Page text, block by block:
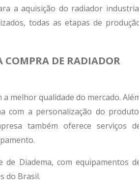
a aquisição do radiador
todas as etapas de
COMPRA DE RADIADOR
melhor qualidade do mercado.
com a personalização do
também oferece serviços
de Diadema, com equipamentos
do Brasil.